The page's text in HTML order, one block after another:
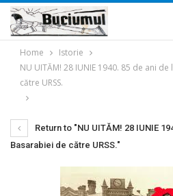
Home
Istorie
NU UITĂM! 28 IUNIE 1940. 85 de ani
către URSS.
Return to "NU UITĂM! 28 IUNIE
Basarabiei de către URSS."